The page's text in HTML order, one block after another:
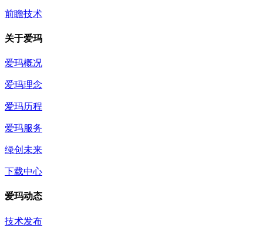
前瞻技术
关于爱玛
爱玛概况
爱玛理念
爱玛历程
爱玛服务
绿创未来
下载中心
爱玛动态
技术发布